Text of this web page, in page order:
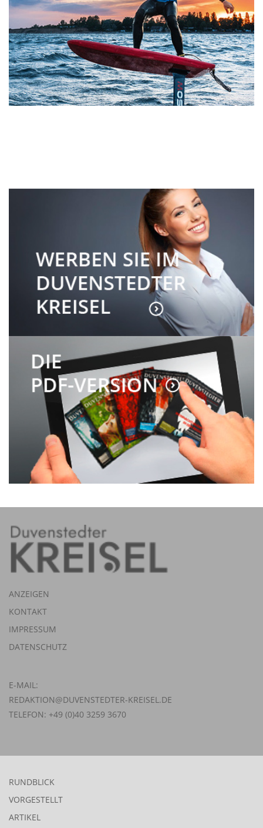
ANZEIGEN
KONTAKT
IMPRESSUM
DATENSCHUTZ
E-MAIL:
REDAKTION@DUVENSTEDTER-KREISEL.DE
TELEFON: +49 (0)40 3259 3670
RUNDBLICK
VORGESTELLT
ARTIKEL